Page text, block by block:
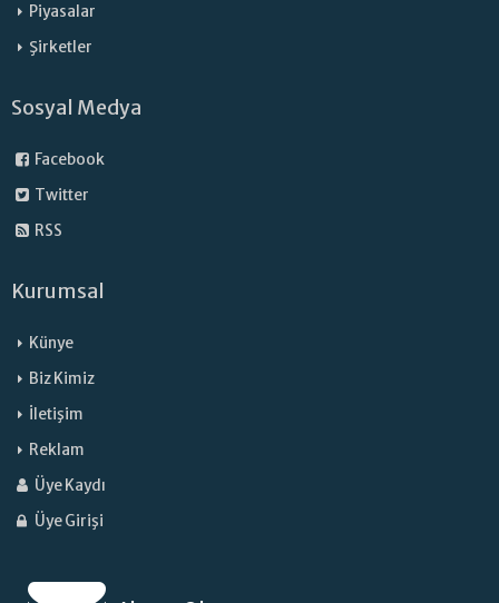
Piyasalar
Şirketler
Sosyal Medya
Facebook
Twitter
RSS
Kurumsal
Künye
Biz Kimiz
İletişim
Reklam
Üye Kaydı
Üye Girişi